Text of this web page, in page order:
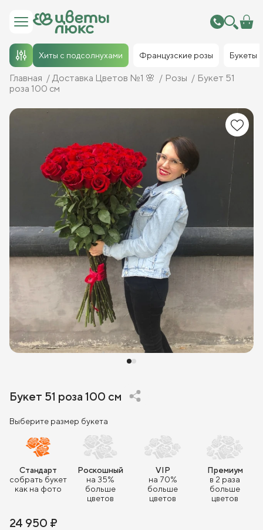
Хиты с подсолнухами Французские розы Букеты
Главная Доставка Цветов №1 🌸 Розы
Букет 51
роза 100 см
Букет 51 роза 100 см
Выберите размер букета
Стандарт
собрать букет
как на фото
Роскошный
на 35%
больше
цветов
VIP
на 70%
больше
цветов
Премиум
в 2 раза
больше
цветов
24 950 ₽